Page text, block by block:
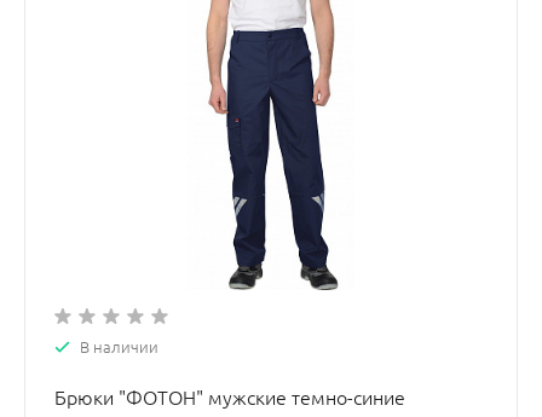
В наличии
Брюки "ФОТОН" мужские темно-синие